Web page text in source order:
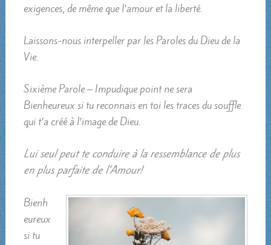
exigences, de même que l’amour et la liberté.
Laissons-nous interpeller par les Paroles du Dieu de la
Vie.
Sixième Parole – Impudique point ne sera
Bienheureux si tu reconnais en toi les traces du souffle
qui t’a créé à l’image de Dieu.
Lui seul peut te conduire à la ressemblance de plus
en plus parfaite de l’Amour!
Bienh
eureux
si tu